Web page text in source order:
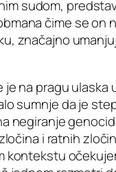
sudom,
čime se on
značajno
je na pragu ulaska
sumnje da je
negiranje
i ratnih
kontekstu